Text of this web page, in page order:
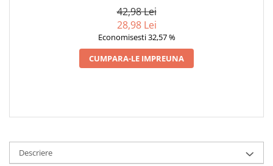
42,98 Lei
28,98 Lei
Economisesti 32,57 %
CUMPARA-LE IMPREUNA
Descriere